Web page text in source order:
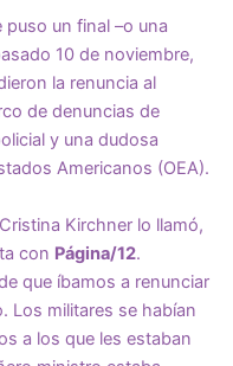
un final –o una
10 de noviembre,
la renuncia al
de denuncias de
y una dudosa
Americanos (OEA).
Kirchner lo llamó,
con Página/12.
que íbamos a renunciar
Los militares se habían
a los que les estaban